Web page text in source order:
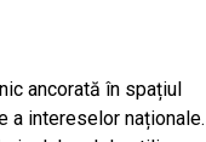
ancorată în spațiul
a intereselor